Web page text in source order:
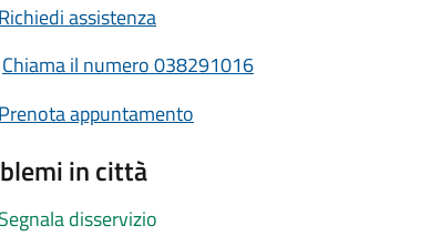
assistenza
Chiama il numero 038291016
appuntamento
in città
disservizio